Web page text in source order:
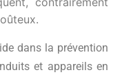
dans la prévention
et appareils en